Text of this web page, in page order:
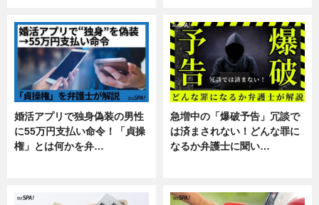
婚活アプリで独身偽装の男性
に55万円支払い命令！「貞操
権」とは何かを弁…
急増中の「爆破予告」冗談で
は済まされない！どんな罪に
なるか弁護士に聞い…